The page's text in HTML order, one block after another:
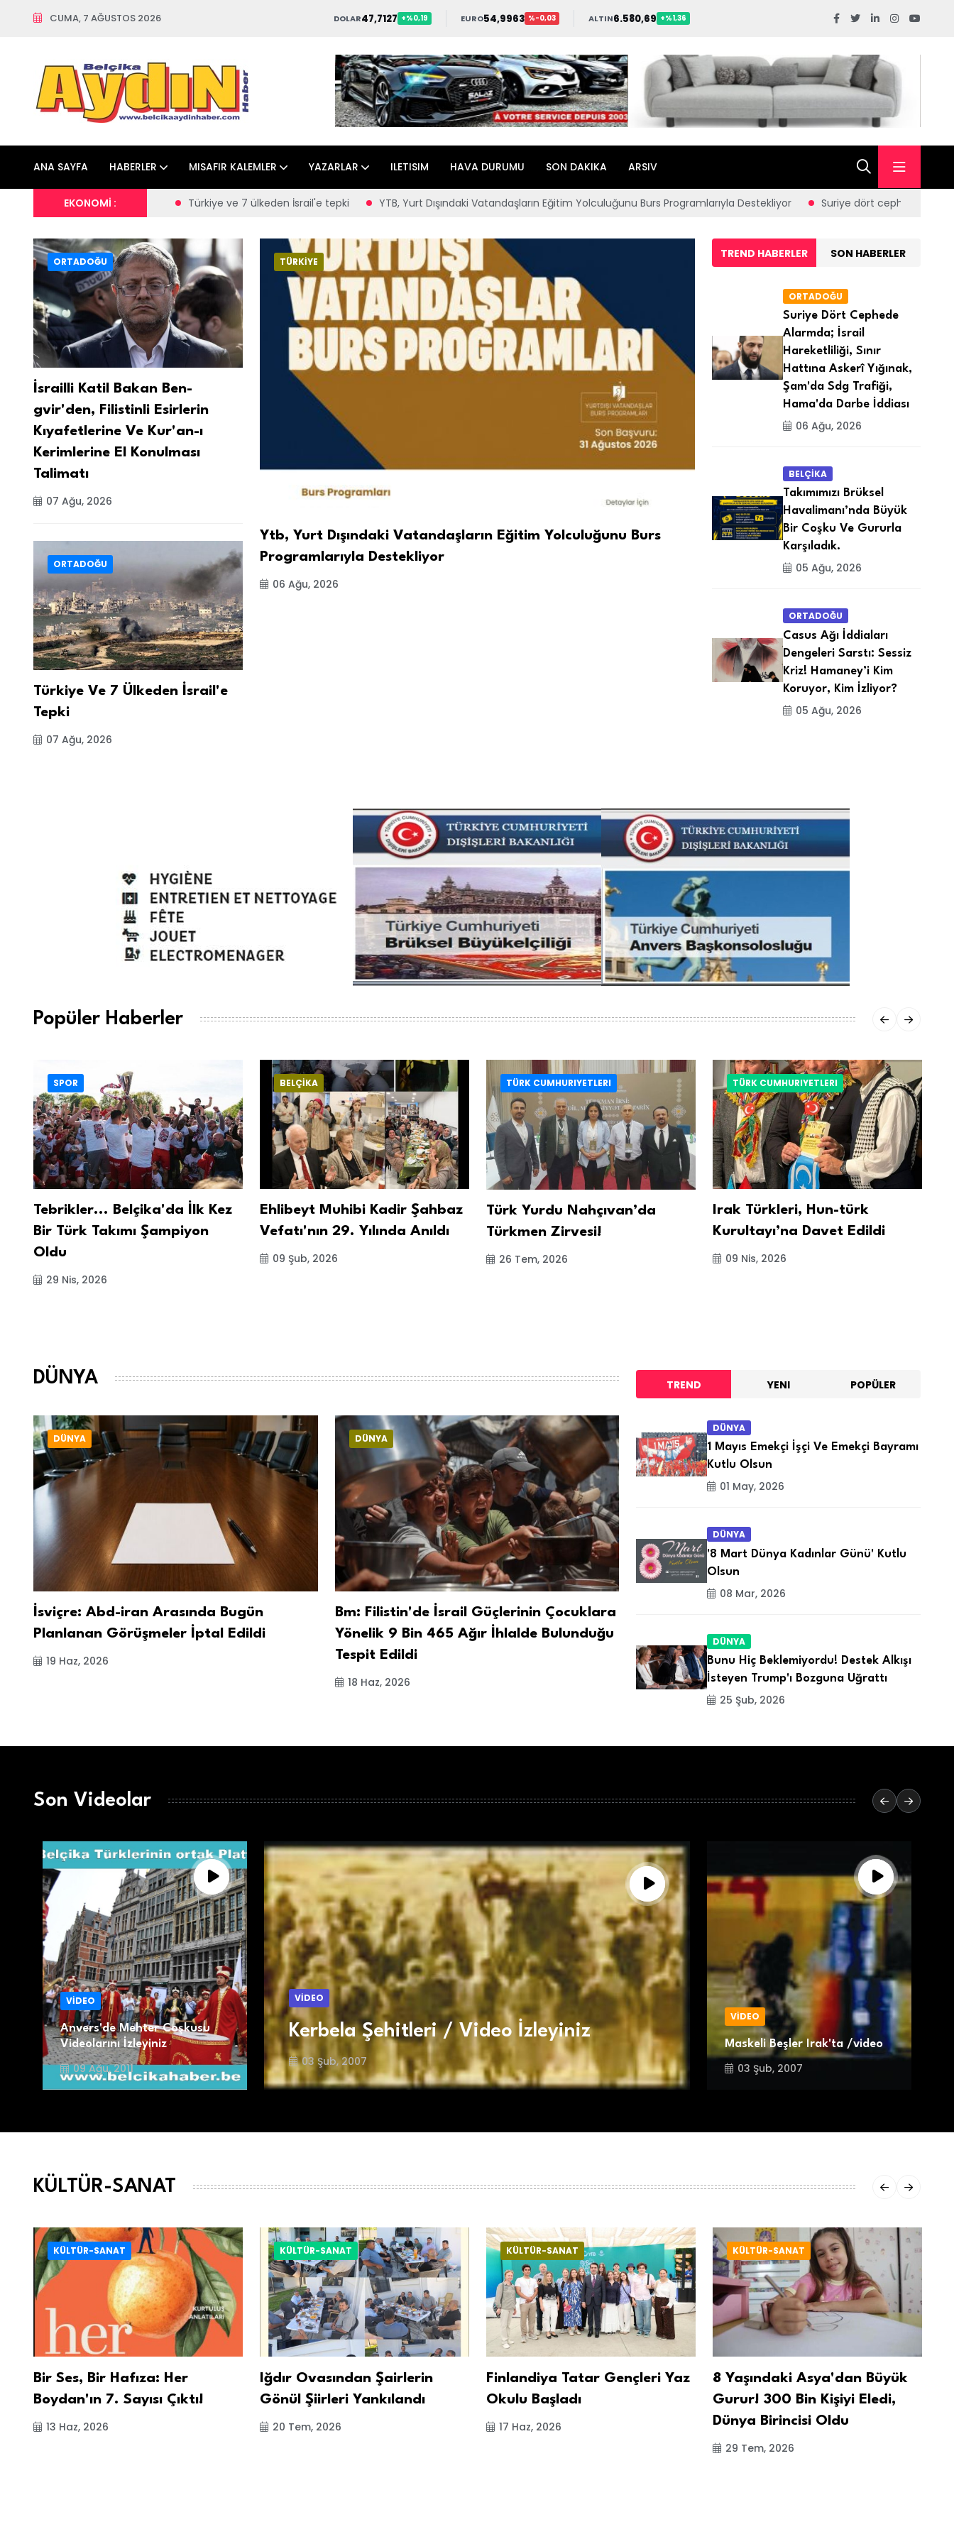
CUMA, 7 AĞUSTOS 2026 DOLAR47,7127 +%0,19 EURO54,9963 %-0,03 ALTIN6.580,69 +%1,36
ANA SAYFA HABERLER MISAFIR KALEMLER YAZARLAR ILETISIM HAVA DURUMU SON DAKIKA ARSIV
EKONOMİ :
konulması talimatı Türkiye ve 7 ülkeden İsrail'e tepki YTB, Yurt Dışındaki Vatandaşların Eğitim Yolculuğunu Burs Programlarıyla Destekliyor Suriye dört cephede alarmda; İsrail
ORTADOĞU
İsrailli Katil Bakan Ben-
gvir'den, Filistinli Esirlerin
Kıyafetlerine Ve Kur'an-ı
Kerimlerine El Konulması
Talimatı
07 Ağu, 2026
ORTADOĞU
Türkiye Ve 7 Ülkeden İsrail'e
Tepki
07 Ağu, 2026
TÜRKİYE
Ytb, Yurt Dışındaki Vatandaşların Eğitim Yolculuğunu Burs
Programlarıyla Destekliyor
06 Ağu, 2026
TREND HABERLER SON HABERLER
ORTADOĞU
Suriye Dört Cephede
Alarmda; İsrail
Hareketliliği, Sınır
Hattına Askerî Yığınak,
Şam'da Sdg Trafiği,
Hama'da Darbe İddiası
06 Ağu, 2026
BELÇİKA
Takımımızı Brüksel
Havalimanı’nda Büyük
Bir Coşku Ve Gururla
Karşıladık.
05 Ağu, 2026
ORTADOĞU
Casus Ağı İddiaları
Dengeleri Sarstı: Sessiz
Kriz! Hamaney’i Kim
Koruyor, Kim İzliyor?
05 Ağu, 2026
Popüler Haberler
SPOR
Tebrikler... Belçika'da İlk Kez
Bir Türk Takımı Şampiyon
Oldu
29 Nis, 2026
BELÇİKA
Ehlibeyt Muhibi Kadir Şahbaz
Vefatı'nın 29. Yılında Anıldı
09 Şub, 2026
TÜRK CUMHURIYETLERI
Türk Yurdu Nahçıvan’da
Türkmen Zirvesi!
26 Tem, 2026
TÜRK CUMHURIYETLERI
Irak Türkleri, Hun-türk
Kurultayı’na Davet Edildi
09 Nis, 2026
DÜNYA
DÜNYA
İsviçre: Abd-iran Arasında Bugün
Planlanan Görüşmeler İptal Edildi
19 Haz, 2026
DÜNYA
Bm: Filistin'de İsrail Güçlerinin Çocuklara
Yönelik 9 Bin 465 Ağır İhlalde Bulunduğu
Tespit Edildi
18 Haz, 2026
TREND YENI POPÜLER
DÜNYA
1 Mayıs Emekçi İşçi Ve Emekçi Bayramı
Kutlu Olsun
01 May, 2026
DÜNYA
'8 Mart Dünya Kadınlar Günü' Kutlu
Olsun
08 Mar, 2026
DÜNYA
Bunu Hiç Beklemiyordu! Destek Alkışı
İsteyen Trump'ı Bozguna Uğrattı
25 Şub, 2026
Son Videolar
VİDEO
Anvers'de Mehter Coşkusu
Videolarını İzleyiniz
09 Ağu, 2011
VİDEO
Kerbela Şehitleri / Video İzleyiniz
03 Şub, 2007
VİDEO
Maskeli Beşler Irak'ta /video
03 Şub, 2007
KÜLTÜR-SANAT
KÜLTÜR-SANAT
Bir Ses, Bir Hafıza: Her
Boydan'ın 7. Sayısı Çıktı!
13 Haz, 2026
KÜLTÜR-SANAT
Iğdır Ovasından Şairlerin
Gönül Şiirleri Yankılandı
20 Tem, 2026
KÜLTÜR-SANAT
Finlandiya Tatar Gençleri Yaz
Okulu Başladı
17 Haz, 2026
KÜLTÜR-SANAT
8 Yaşındaki Asya'dan Büyük
Gurur! 300 Bin Kişiyi Eledi,
Dünya Birincisi Oldu
29 Tem, 2026